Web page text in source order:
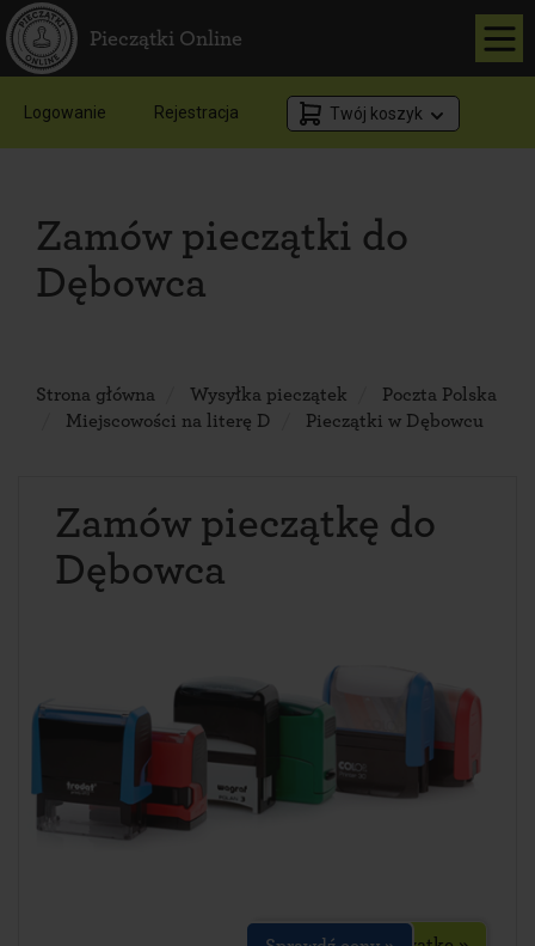
Pieczątki Online
Logowanie Rejestracja Twój koszyk
Zamów pieczątki do
Dębowca
Strona główna Wysyłka pieczątek
Poczta Polska
Miejscowości na literę D
Pieczątki w Dębowcu
Zamów pieczątkę do
Dębowca